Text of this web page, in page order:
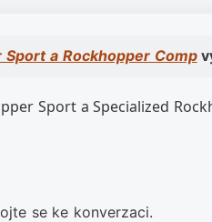
a Rockhopper Comp
Sport a Specialized
se ke konverzaci.